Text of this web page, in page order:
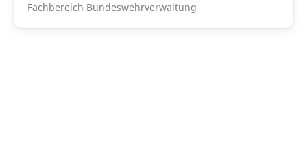
Fachbereich Bundeswehrverwaltung